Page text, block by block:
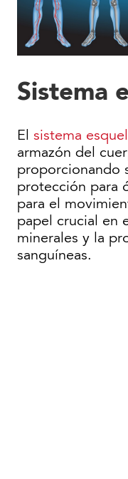
Sistema
El sistema
armazón del
proporcionando
protección para
para el
papel crucial en
minerales y la
sanguíneas.